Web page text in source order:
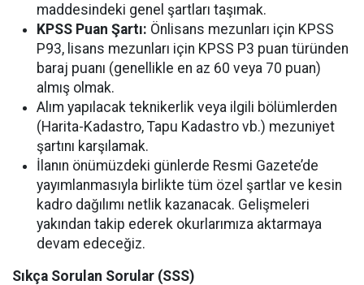
maddesindeki genel şartları taşımak.
KPSS Puan Şartı: Önlisans mezunları için KPSS
P93, lisans mezunları için KPSS P3 puan türünden
baraj puanı (genellikle en az 60 veya 70 puan)
almış olmak.
Alım yapılacak teknikerlik veya ilgili bölümlerden
(Harita-Kadastro, Tapu Kadastro vb.) mezuniyet
şartını karşılamak.
İlanın önümüzdeki günlerde Resmi Gazete’de
yayımlanmasıyla birlikte tüm özel şartlar ve kesin
kadro dağılımı netlik kazanacak. Gelişmeleri
yakından takip ederek okurlarımıza aktarmaya
devam edeceğiz.
Sıkça Sorulan Sorular (SSS)